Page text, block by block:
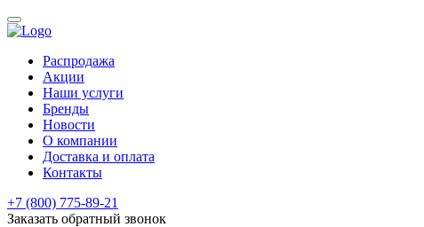
Распродажа
Акции
Наши услуги
Бренды
Новости
О компании
Доставка и оплата
Контакты
+7 (800) 775-89-21
Заказать обратный звонок